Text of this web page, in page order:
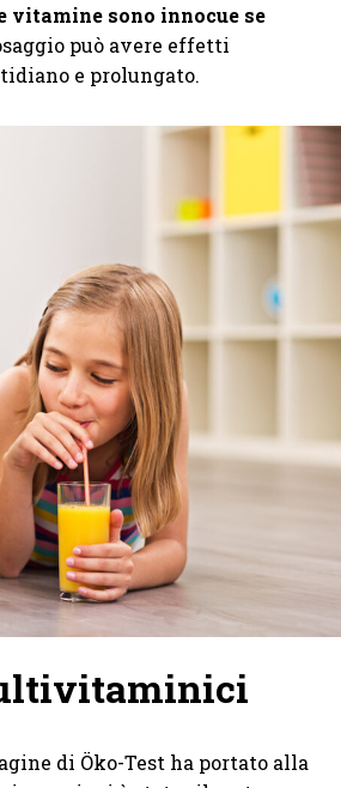
vitamine sono innocue se
può avere effetti
e prolungato.
di Öko-Test ha portato alla